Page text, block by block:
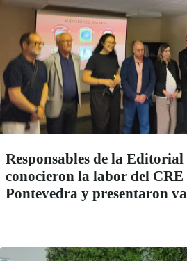
Responsables de la
conocieron la labor del CRE
Pontevedra y presentaron